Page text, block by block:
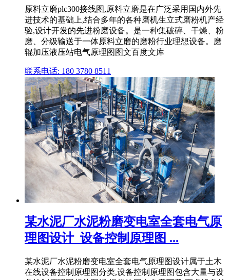
原料立磨plc300接线图,原料立磨是在广泛采用国内外先
进技术的基础上,结合多年的各种磨机生立式磨粉机产经
验,设计开发的先进粉磨设备。是一种集破碎、干燥、粉
磨、分级输送于一体原料立磨的磨粉行业理想设备。磨
辊加压液压站电气原理图图文百度文库
联系电话: 180 3780 8511
某水泥厂水泥粉磨变电室全套电气原
理图设计_设备控制原理图 ...
某水泥厂水泥粉磨变电室全套电气原理图设计属于土木
在线设备控制原理图分类,设备控制原理图包含大量与设